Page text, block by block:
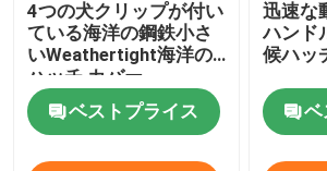
4つの犬クリップが付い
ている海洋の鋼鉄小さ
いWeathertight海洋の
ハッチ カバー
ベストプライス
迅速な
ハンド
候ハッ
ベ